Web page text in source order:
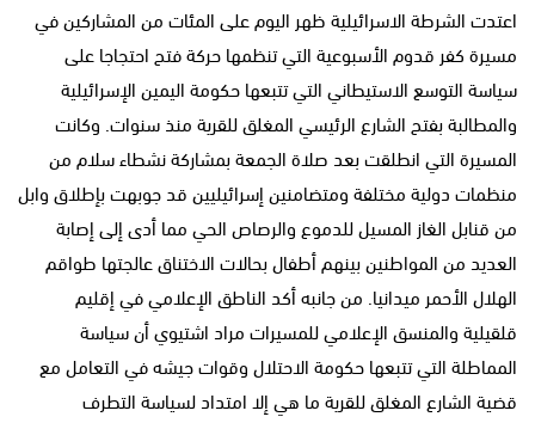
اعتدت الشرطة الاسرائيلية ظهر اليوم على المئات من المشاركين في
مسيرة كفر قدوم الأسبوعية التي تنظمها حركة فتح احتجاجا على
سياسة التوسع الاستيطاني التي تتبعها حكومة اليمين الإسرائيلية
والمطالبة بفتح الشارع الرئيسي المغلق للقرية منذ سنوات. وكانت
المسيرة التي انطلقت بعد صلاة الجمعة بمشاركة نشطاء سلام من
منظمات دولية مختلفة ومتضامنين إسرائيليين قد جوبهت بإطلاق وابل
من قنابل الغاز المسيل للدموع والرصاص الحي مما أدى إلى إصابة
العديد من المواطنين بينهم أطفال بحالات الاختناق عالجتها طواقم
الهلال الأحمر ميدانيا. من جانبه أكد الناطق الإعلامي في إقليم
قلقيلية والمنسق الإعلامي للمسيرات مراد اشتيوي أن سياسة
المماطلة التي تتبعها حكومة الاحتلال وقوات جيشه في التعامل مع
قضية الشارع المغلق للقرية ما هي إلا امتداد لسياسة التطرف